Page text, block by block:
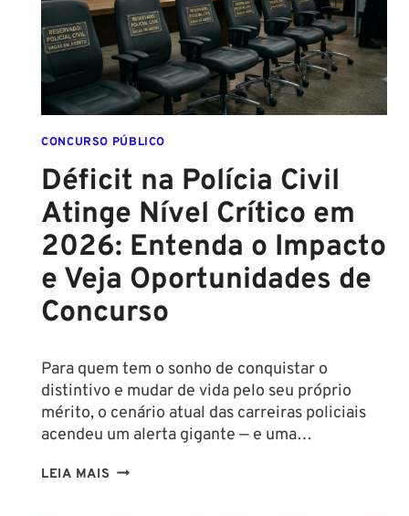
VAGAS,
SALÁRIOS
E
COMO
COMEÇAR
DO
ZERO
CONCURSO PÚBLICO
Déficit na Polícia Civil
Atinge Nível Crítico em
2026: Entenda o Impacto
e Veja Oportunidades de
Concurso
Para quem tem o sonho de conquistar o
distintivo e mudar de vida pelo seu próprio
mérito, o cenário atual das carreiras policiais
acendeu um alerta gigante — e uma…
LEIA MAIS DÉFICIT